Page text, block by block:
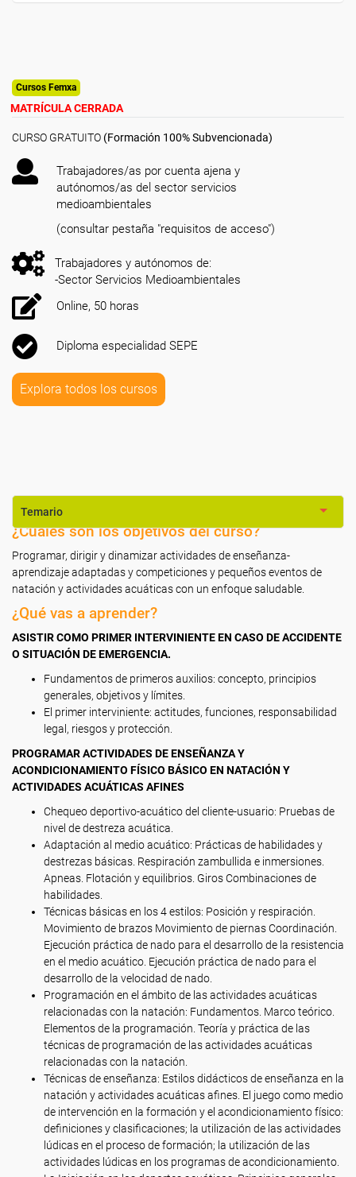
Cursos Femxa
MATRÍCULA CERRADA
CURSO GRATUITO (Formación 100% Subvencionada)
Trabajadores/as por cuenta ajena y
autónomos/as del sector servicios
medioambientales
(consultar pestaña "requisitos de acceso")
Trabajadores y autónomos de:
-Sector Servicios Medioambientales
Online, 50 horas
Diploma especialidad SEPE
Explora todos los cursos
Temario
¿Cuáles son los objetivos del curso?
Programar, dirigir y dinamizar actividades de enseñanza-
aprendizaje adaptadas y competiciones y pequeños eventos de
natación y actividades acuáticas con un enfoque saludable.
¿Qué vas a aprender?
ASISTIR COMO PRIMER INTERVINIENTE EN CASO DE ACCIDENTE
O SITUACIÓN DE EMERGENCIA.
Fundamentos de primeros auxilios: concepto, principios
generales, objetivos y límites.
El primer interviniente: actitudes, funciones, responsabilidad
legal, riesgos y protección.
PROGRAMAR ACTIVIDADES DE ENSEÑANZA Y
ACONDICIONAMIENTO FÍSICO BÁSICO EN NATACIÓN Y
ACTIVIDADES ACUÁTICAS AFINES
Chequeo deportivo-acuático del cliente-usuario: Pruebas de
nivel de destreza acuática.
Adaptación al medio acuático: Prácticas de habilidades y
destrezas básicas. Respiración zambullida e inmersiones.
Apneas. Flotación y equilibrios. Giros Combinaciones de
habilidades.
Técnicas básicas en los 4 estilos: Posición y respiración.
Movimiento de brazos Movimiento de piernas Coordinación.
Ejecución práctica de nado para el desarrollo de la resistencia
en el medio acuático. Ejecución práctica de nado para el
desarrollo de la velocidad de nado.
Programación en el ámbito de las actividades acuáticas
relacionadas con la natación: Fundamentos. Marco teórico.
Elementos de la programación. Teoría y práctica de las
técnicas de programación de las actividades acuáticas
relacionadas con la natación.
Técnicas de enseñanza: Estilos didácticos de enseñanza en la
natación y actividades acuáticas afines. El juego como medio
de intervención en la formación y el acondicionamiento físico:
definiciones y clasificaciones; la utilización de las actividades
lúdicas en el proceso de formación; la utilización de las
actividades lúdicas en los programas de acondicionamiento.